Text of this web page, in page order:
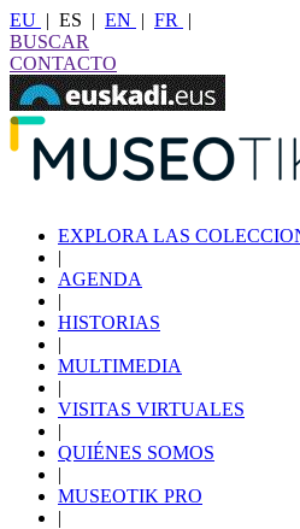
EU | ES | EN | FR
|
BUSCAR
CONTACTO
EXPLORA LAS
|
AGENDA
|
HISTORIAS
|
MULTIMEDIA
|
VISITAS VIRTUALES
|
QUIÉNES SOMOS
|
MUSEOTIK PRO
|